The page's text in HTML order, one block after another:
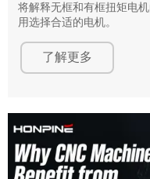
将解释无框和有框扭矩电
用选择合适的电机。
了解更多